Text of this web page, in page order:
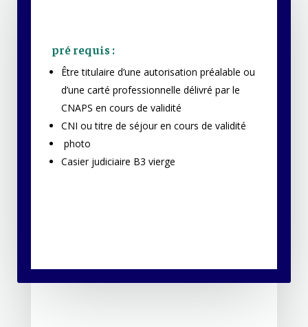
pré requis :
Être titulaire d’une autorisation préalable ou
d’une carté professionnelle délivré par le
CNAPS en cours de validité
CNI ou titre de séjour en cours de validité
photo
Casier judiciaire B3 vierge